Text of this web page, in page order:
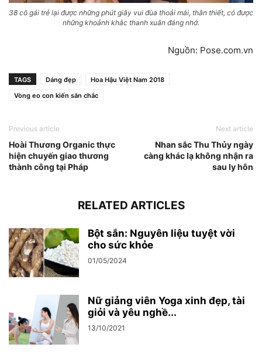
38 cô gái trẻ lại được những phút giây vui đùa thoải mái, thân thiết, có được
những khoảnh khắc thanh xuân đáng nhớ.
Nguồn: Pose.com.vn
TAGS Dáng đẹp
Hoa Hậu Việt Nam 2018
Vòng eo con kiến săn chắc
Previous article
Hoài Thương Organic thực
hiện chuyến giao thương
thành công tại Pháp
Next article
Nhan sắc Thu Thủy ngày
càng khác lạ không nhận ra
sau ly hôn
RELATED ARTICLES
Bột sắn: Nguyên liệu tuyệt vời
cho sức khỏe
01/05/2024
Nữ giảng viên Yoga xinh đẹp, tài
giỏi và yêu nghề...
13/10/2021